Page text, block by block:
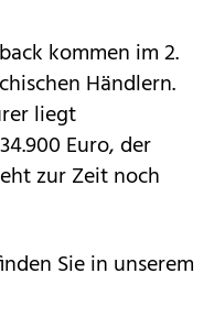
kommen im 2.
Händlern.
liegt
Euro, der
zur Zeit noch
Sie in unserem